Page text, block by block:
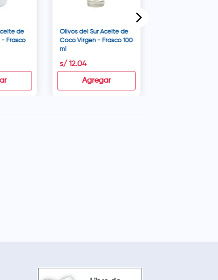
de
- Frasco
Olivos del Sur Aceite de
Coco Virgen - Frasco 100
ml
s/ 12.04
Agregar